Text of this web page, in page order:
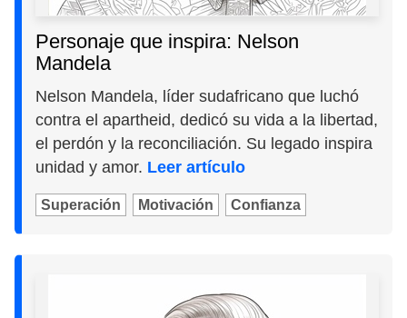
Personaje que inspira: Nelson
Mandela
Nelson Mandela, líder sudafricano que luchó
contra el apartheid, dedicó su vida a la libertad,
el perdón y la reconciliación. Su legado inspira
unidad y amor. Leer artículo
Superación Motivación Confianza